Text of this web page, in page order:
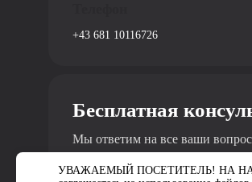
+43 681 10116726
Бесплатная
Мы ответим на все ваши
УВАЖАЕМЫЙ ПОСЕТИТЕЛЬ! НА